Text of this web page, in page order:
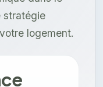
stratégie
logement.